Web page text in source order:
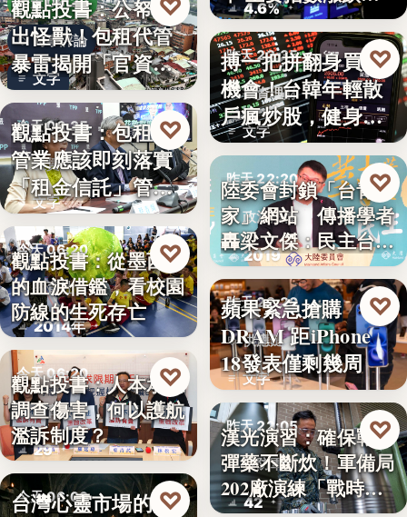
時事評論
文字
觀點投書：公帑養
出怪獸！包租代管
暴雷揭開「官資共
生」的制…
♡
今天 06:25
租賃政策
文字
觀點投書：包租代
管業應該即刻落實
「租金信託」管理
制度！才…
♡
今天 06:20
教育社會
2014年
觀點投書：從墨西哥
的血淚借鑑，看校園
防線的生死存亡
♡
今天 06:20
教育政策
29
觀點投書：人本承認
調查傷害，何以護航
濫訴制度？
♡
今天 06:00
台灣心靈市場的擴
♡
4.6%
見
昨天 22:35
投資理財
文字
搏一把拼翻身買房
機會！台韓年輕散
戶瘋炒股，健身網
紅開槓桿…
♡
昨天 22:20
政治法律
2019
陸委會封鎖「台青e
家」網站 傳播學者
轟梁文傑：民主台灣
的…
♡
昨天 22:20
供應鏈
文字
蘋果緊急搶購
DRAM 距iPhone
18發表僅剩幾周
♡
昨天 22:05
國防軍事
42
漢光演習：確保戰時
彈藥不斷炊！軍備局
202廠演練「戰時
♡